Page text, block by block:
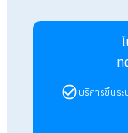
เมื่อพนักงาน
เป็นการขัดคำ
ตั้งแต่แรก จึง